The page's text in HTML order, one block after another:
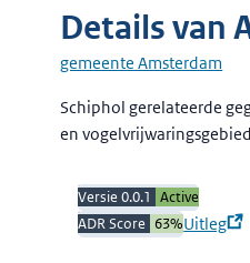
Details van
gemeente Amsterdam
Beschrijving
Schiphol gerelateerde
en
Versie 0.0.1
Active
ADR Score 63%Uitleg